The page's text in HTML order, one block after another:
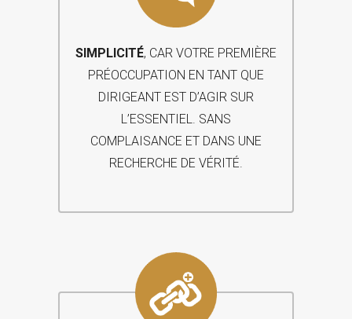
SIMPLICITÉ, CAR VOTRE PREMIÈRE
PRÉOCCUPATION EN TANT QUE
DIRIGEANT EST D’AGIR SUR
L’ESSENTIEL. SANS
COMPLAISANCE ET DANS UNE
RECHERCHE DE VÉRITÉ.